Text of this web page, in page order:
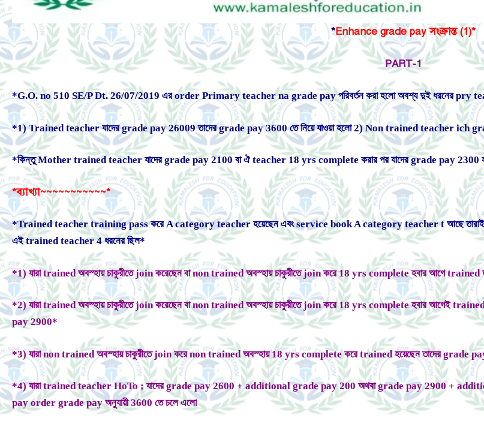
*Enhance grade pay সংক্রান্ত (1)*
PART-1
*G.O. no 510 SE/P Dt. 26/07/2019 এর order Primary teacher na grade pay পরিবর্তন করা হলো অবশ্য দুই ধরনের pry
*1) Trained teacher যাদের grade pay 26009 তাদের grade pay 3600 তে নিয়ে যাওয়া হলো 2) Non trained teacher ich
*কিন্তু Mother trained teacher যাদের grade pay 2100 বা ঐ teacher 18 yrs complete করার পর যাদের grade pay 2300
*ব্যাখ্যা~~~~~~~~~~~*
*Trained teacher training pass করে A category teacher হয়েছেন এবং service book A category teacher t আছে
এই trained teacher 4 ধরনের ছিল*
*1) যারা trained অবস্হায় চাকুরীতে join করেছেন বা non trained অবস্হায় চাকুরীতে join করে 18 yrs complete হবার আগে
*2) যারা trained অবস্হায় চাকুরীতে join করেছেন বা non trained অবস্হায় চাকুরীতে join করে 18 yrs complete হবার আগেই
pay 2900*
*3) যারা non trained অবস্হায় চাকুরীতে join করে non trained অবস্হায় 18 yrs complete করে trained হয়েছেন তাদের grade
*4) যারা trained teacher HoTo ; যাদের grade pay 2600 + additional grade pay 200 অথবা grade pay 2900 +
pay order grade pay অনুযায়ী 3600 তে চলে এলো